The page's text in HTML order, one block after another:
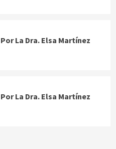
Por La Dra. Elsa Martínez
Por La Dra. Elsa Martínez